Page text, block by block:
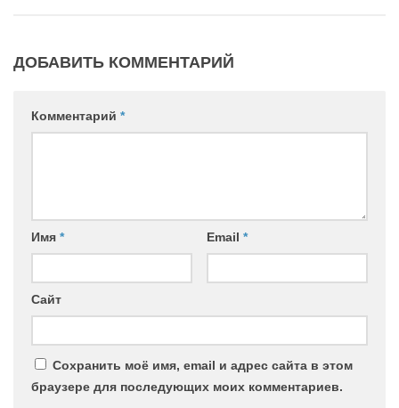
ДОБАВИТЬ КОММЕНТАРИЙ
Комментарий *
Имя * Email *
Сайт
Сохранить моё имя, email и адрес сайта в этом
браузере для последующих моих комментариев.